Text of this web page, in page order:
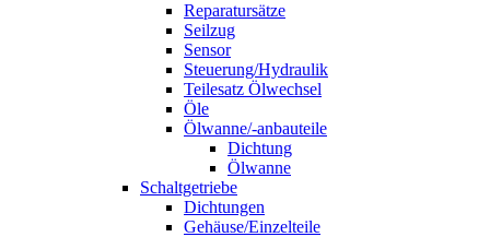
Reparatursätze
Seilzug
Sensor
Steuerung/Hydraulik
Teilesatz Ölwechsel
Öle
Ölwanne/-anbauteile
Dichtung
Ölwanne
Schaltgetriebe
Dichtungen
Gehäuse/Einzelteile